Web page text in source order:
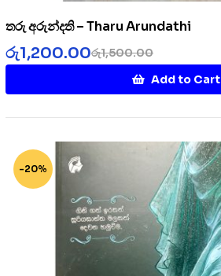
තරු අරුන්දති – Tharu Arundathi
රු1,500.00
රු1,200.00
Add to Cart
-20%